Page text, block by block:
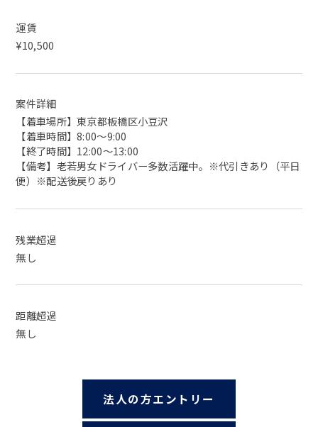
運賃
¥10,500
案件詳細
【着車場所】東京都板橋区小豆沢
【着車時間】8:00〜9:00
【終了時間】12:00〜13:00
【備考】老若男女ドライバー多数活躍中。※代引きあり（平日
便）※配送後戻りあり
残業超過
無し
距離超過
無し
法人の方エントリー